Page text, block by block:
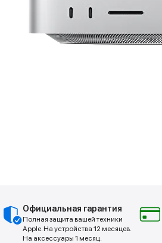
Официальная гарантия
Полная защита вашей техники
Apple. На устройства 12 месяцев.
На аксессуары 1 месяц.